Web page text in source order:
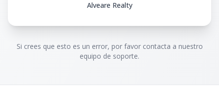
Alveare Realty
Si crees que esto es un error, por favor contacta a nuestro
equipo de soporte.